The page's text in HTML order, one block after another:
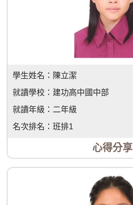
學生姓名： 陳立潔
就讀學校： 建功高中國中部
就讀年級： 二年級
名次排名： 班排1
心得分享